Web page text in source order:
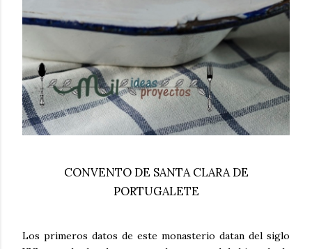
CONVENTO DE SANTA CLARA DE
PORTUGALETE
Los primeros datos de este monasterio datan del siglo